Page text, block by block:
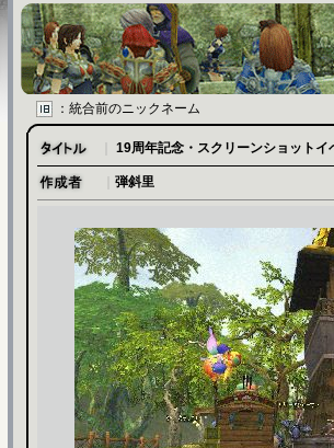
：統合前のニックネーム
19周年記念・スクリーンショットイ
弾斜里